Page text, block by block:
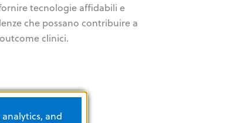
tecnologie affidabili e
che possano contribuire a
clinici.
and